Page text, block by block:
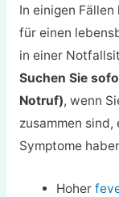
In einigen
für einen
in einer
Suchen Sie
Notruf), wenn
zusammen
Symptome
Hoher